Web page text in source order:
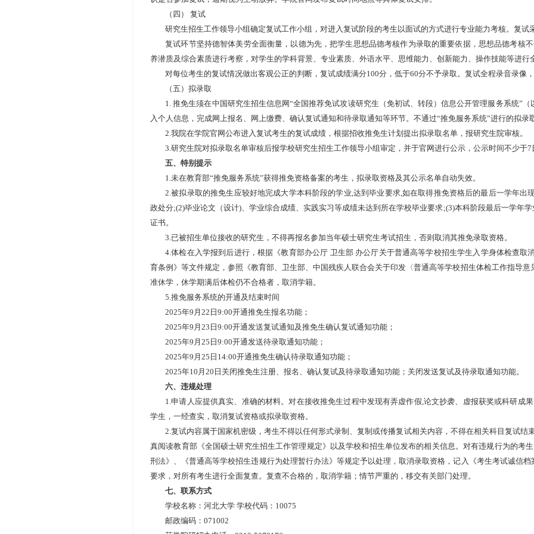
（四） 复试
研究生招生工作领导小组确定复试工作小组，对进入复试阶段的考生以面试的方式进行专业能力考核。复试
复试环节坚持德智体美劳全面衡量，以德为先，把学生思想品德考核作为录取的重要依据，思想品德考核
养潜质及综合素质进行考察，对学生的学科背景、专业素质、外语水平、思维能力、创新能力、操作技能等进行
对每位考生的复试情况做出客观公正的判断，复试成绩满分100分，低于60分不予录取。复试全程录音录像
（五）拟录取
1.推免生须在中国研究生招生信息网“全国推荐免试攻读研究生（免初试、转段）信息公开管理服务系统”
入个人信息，完成网上报名、网上缴费、确认复试通知和待录取通知等环节。不通过“推免服务系统”进行的拟录
2.我院在学院官网公布进入复试考生的复试成绩，根据招收推免生计划提出拟录取名单，报研究生院审核。
3.研究生院对拟录取名单审核后报学校研究生招生工作领导小组审定，并于官网进行公示，公示时间不少于7
五、特别提示
1.未在教育部“推免服务系统”获得推免资格备案的考生，拟录取资格及其公示名单自动失效。
2.被拟录取的推免生应较好地完成大学本科阶段的学业,达到毕业要求,如在取得推免资格后的最后一学年出
政处分;(2)毕业论文（设计)、学业综合成绩、实践实习等成绩未达到所在学校毕业要求;(3)本科阶段最后一学年
证书。
3.已被招生单位接收的研究生，不得再报名参加当年硕士研究生考试招生，否则取消其推免录取资格。
4.体检在入学报到后进行，根据《教育部办公厅 卫生部 办公厅关于普通高等学校招生学生入学身体检查取
育条例》等文件规定，参照《教育部、卫生部、中国残疾人联合会关于印发〈普通高等学校招生体检工作指导意
准休学，休学期满后体检仍不合格者，取消学籍。
5.推免服务系统的开通及结束时间
2025年9 月22 日9:00开通推免生报名功能；
2025年9 月23 日9:00开通发送复试通知及推免生确认复试通知功能；
2025年9 月25 日9:00开通发送待录取通知功能；
2025年9 月25 日 14:00开通推免生确认待录取通知功能；
2025年10 月20 日关闭推免生注册、报名、确认复试及待录取通知功能；关闭发送复试及待录取通知功能。
六、违规处理
1.申请人应提供真实、准确的材料。对在接收推免生过程中发现有弄虚作假,论文抄袭、虚报获奖或科研成
学生，一经查实，取消复试资格或拟录取资格。
2.复试内容属于国家机密级，考生不得以任何形式录制、复制或传播复试相关内容，不得在相关科目复试
真阅读教育部《全国硕士研究生招生工作管理规定》以及学校和招生单位发布的相关信息。对有违规行为的考
刑法》、《普通高等学校招生违规行为处理暂行办法》等规定予以处理，取消录取资格，记入《考生考试诚信档
要求，对所有考生进行全面复查。复查不合格的，取消学籍；情节严重的，移交有关部门处理。
七、联系方式
学校名称：河北大学 学校代码： 10075
邮政编码：071002